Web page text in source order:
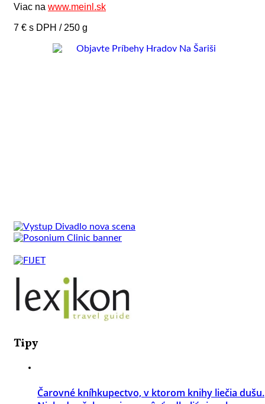
Viac na www.meinl.sk
7 € s DPH / 250 g
Tipy
Čarovné kníhkupectvo, v ktorom knihy liečia dušu.